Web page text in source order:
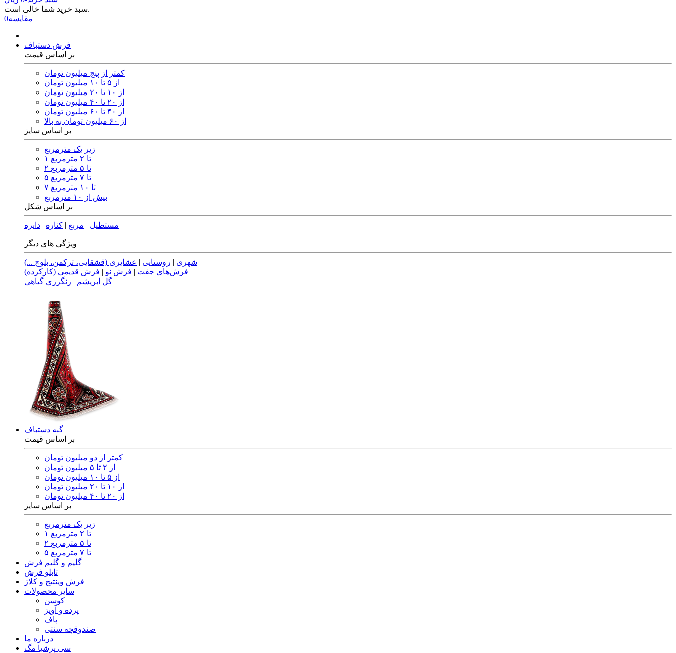
سبد خرید شما خالی است.
0مقایسه
فرش دستباف
بر اساس قیمت
کمتر از پنج میلیون تومان
از ۵ تا ۱۰ میلیون تومان
از ۱۰ تا ۲۰ میلیون تومان
از ۲۰ تا ۴۰ میلیون تومان
از ۴۰ تا ۶۰ میلیون تومان
از ۶۰ میلیون تومان به بالا
بر اساس سایز
زیر یک مترمربع
۱ تا ۲ مترمربع
۲ تا ۵ مترمربع
۵ تا ۷ مترمربع
۷ تا ۱۰ مترمربع
بیش از ۱۰ مترمربع
بر اساس شکل
مستطیل | مربع | کناره | دایره
ویژگی های دیگر
شهری | روستایی | عشایری (قشقایی، ترکمن، بلوچ ...)
فرش‌های جفت | فرش نو | فرش قدیمی (کارکرده)
گل ابریشم | رنگرزی گیاهی
گبه دستباف
بر اساس قیمت
کمتر از دو میلیون تومان
از ۲ تا ۵ میلیون تومان
از ۵ تا ۱۰ میلیون تومان
از ۱۰ تا ۲۰ میلیون تومان
از ۲۰ تا ۴۰ میلیون تومان
بر اساس سایز
زیر یک مترمربع
۱ تا ۲ مترمربع
۲ تا ۵ مترمربع
۵ تا ۷ مترمربع
گلیم و گلیم فرش
تابلو فرش
فرش وینتیج و کلاژ
سایر محصولات
کوسن
پرده و آویز
پاف
صندوقچه سنتی
درباره ما
سی پرشیا مگ